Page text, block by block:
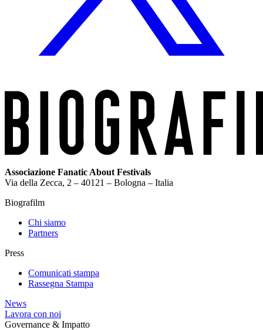
Associazione Fanatic About Festivals
Via della Zecca, 2 – 40121 – Bologna – Italia
Biografilm
Chi siamo
Partners
Press
Comunicati stampa
Rassegna Stampa
News
Lavora con noi
Governance & Impatto